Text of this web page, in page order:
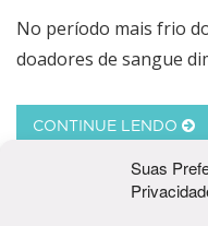
Suas
No período mais frio
doadores de sangue
CONTINUE LENDO